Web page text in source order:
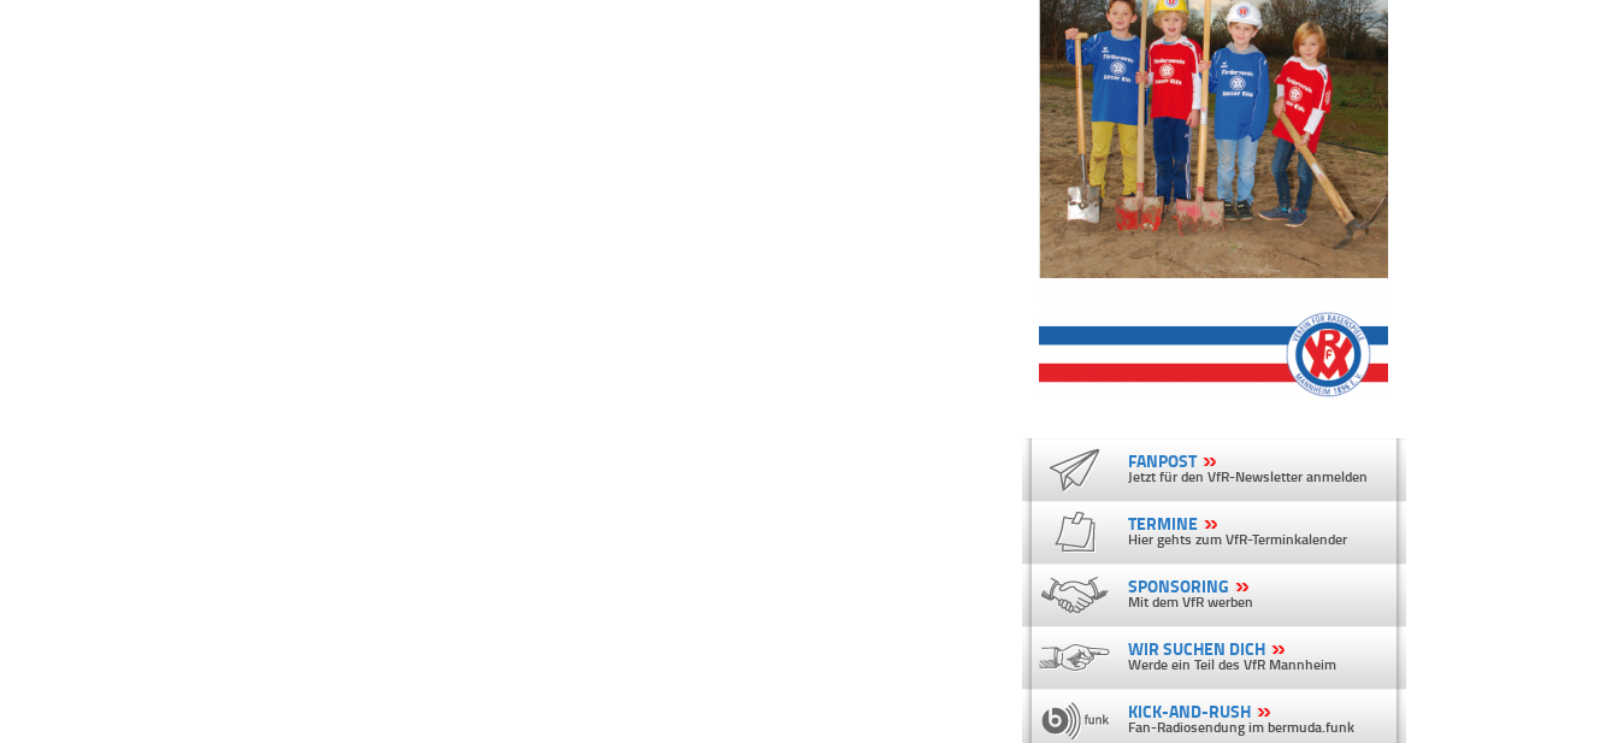
FANPOST
Jetzt für den VfR-Newsletter anmelden
TERMINE
Hier gehts zum VfR-Terminkalender
SPONSORING
Mit dem VfR werben
WIR SUCHEN DICH
Werde ein Teil des VfR Mannheim
KICK-AND-RUSH
Fan-Radiosendung im bermuda.funk